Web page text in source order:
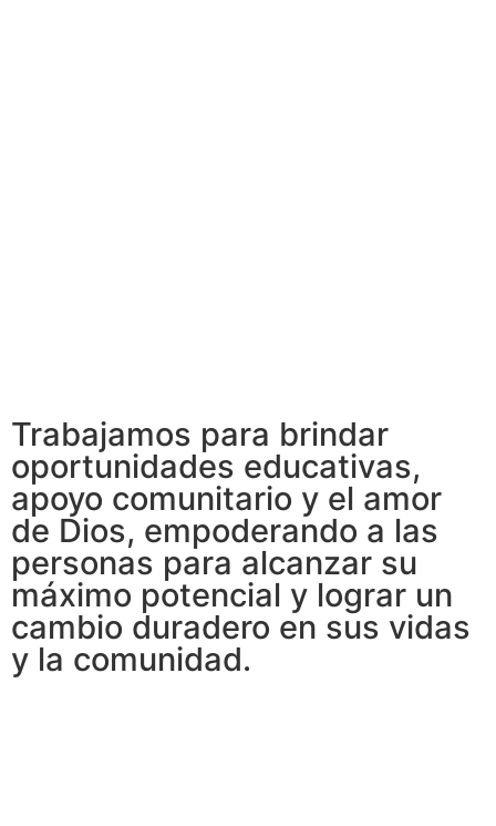
Trabajamos para brindar
oportunidades educativas,
apoyo comunitario y el amor
de Dios, empoderando a las
personas para alcanzar su
máximo potencial y lograr un
cambio duradero en sus vidas
y la comunidad.